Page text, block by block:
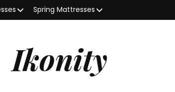
Spring Mattresses
Ikonity